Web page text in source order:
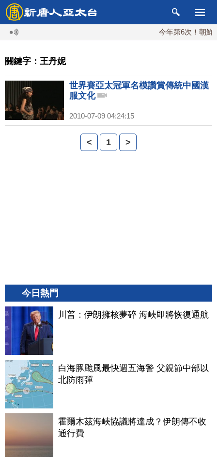
今年第6次！朝鮮
關鍵字：王丹妮
世界賽亞太冠軍名模讚賞傳統中國漢
服文化
2010-07-09 04:24:15
< 1 >
今日熱門
川普：伊朗擁核夢碎 海峽即將恢復通航
白海豚颱風最快週五海警 父親節中部以
北防雨彈
霍爾木茲海峽協議將達成？伊朗傳不收
通行費